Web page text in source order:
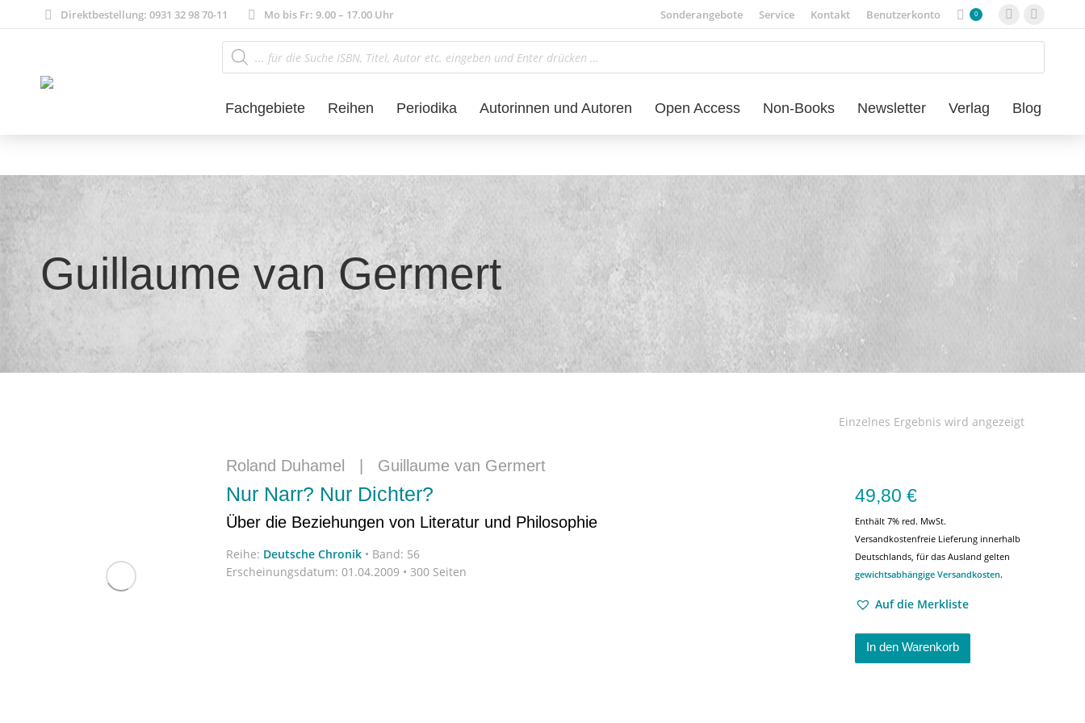
Direktbestellung: 0931 32 98 70-11 Mo bis Fr: 9.00 – 17.00 Uhr Sonderangebote Service Kontakt Benutzerkonto 0
Facebook
page
new
page
new
Products
search
Fachgebiete Reihen Periodika Autorinnen und Autoren Open Access Non-Books Newsletter Verlag Blog
Guillaume van Germert
Einzelnes Ergebnis wird angezeigt
Roland Duhamel Guillaume van Germert
Nur Narr? Nur Dichter?
Über die Beziehungen von Literatur und Philosophie
Reihe: Deutsche Chronik • Band: 56
Erscheinungsdatum: 01.04.2009 • 300 Seiten
49,80 €
Enthält 7% red. MwSt.
Versandkostenfreie Lieferung innerhalb
Deutschlands, für das Ausland gelten
gewichtsabhängige Versandkosten.
Auf die Merkliste
In den Warenkorb